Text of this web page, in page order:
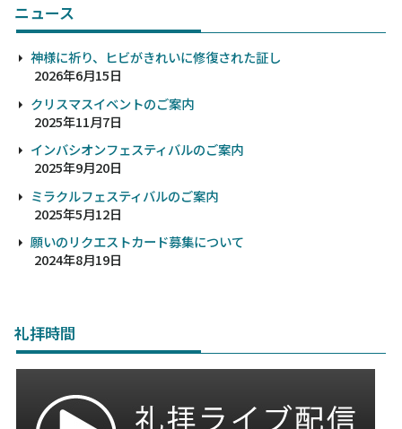
ニュース
神様に祈り、ヒビがきれいに修復された証し
2026年6月15日
クリスマスイベントのご案内
2025年11月7日
インバシオンフェスティバルのご案内
2025年9月20日
ミラクルフェスティバルのご案内
2025年5月12日
願いのリクエストカード募集について
2024年8月19日
礼拝時間